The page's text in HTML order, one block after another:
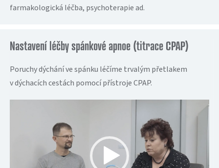
farmakologická léčba, psychoterapie ad.
Nastavení léčby spánkové apnoe (titrace CPAP)
Poruchy dýchání ve spánku léčíme trvalým přetlakem
v dýchacích cestách pomocí přístroje CPAP.